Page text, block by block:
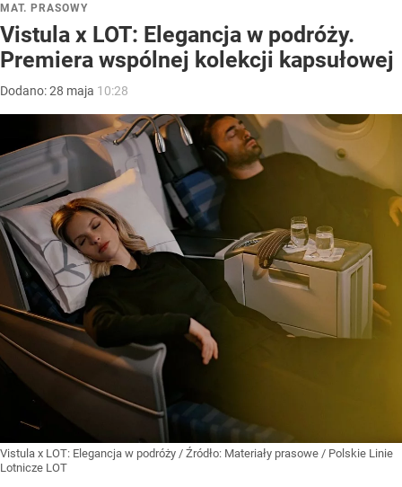
MAT. PRASOWY
Vistula x LOT: Elegancja w podróży.
Premiera wspólnej kolekcji kapsułowej
Dodano:28 maja 10:28
Vistula x LOT: Elegancja w podróży / Źródło: Materiały prasowe / Polskie Linie
Lotnicze LOT